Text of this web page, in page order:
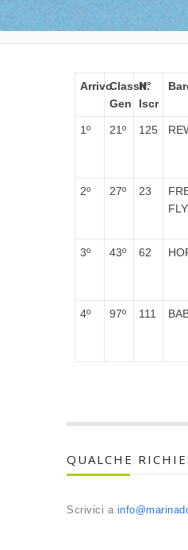
ArrivoClassif.
Gen
N°
Iscr
1º 21º 125
2º 27º 23
3º 43º 62
4º 97º 111
QUALCHE
Scrivici a